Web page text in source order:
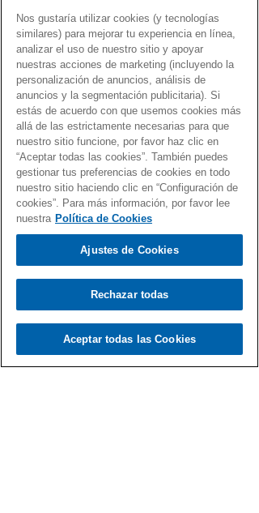
Fernando Martín
23 ene 2021
Gen Dro, producido por…
Canciones con Gen Dro como homenaje a los
productores musicales que hicieron grande la
música
Nos gustaría utilizar cookies (y tecnologías
similares) para mejorar tu experiencia en línea,
analizar el uso de nuestro sitio y apoyar
nuestras acciones de marketing (incluyendo la
personalización de anuncios, análisis de
anuncios y la segmentación publicitaria). Si
estás de acuerdo con que usemos cookies más
allá de las estrictamente necesarias para que
nuestro sitio funcione, por favor haz clic en
“Aceptar todas las cookies”. También puedes
gestionar tus preferencias de cookies en todo
nuestro sitio haciendo clic en “Configuración de
cookies”. Para más información, por favor lee
nuestra Política de Cookies
Ajustes de Cookies
Rechazar todas
Aceptar todas las Cookies